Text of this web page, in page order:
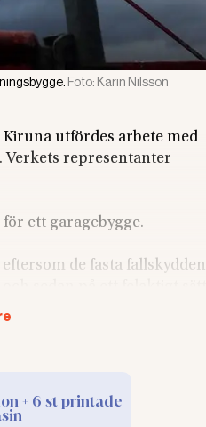
Foto: Karin Nilsson
utfördes arbete med
Verkets representanter
ett garagebygge.
de fasta fallskydden
en sanktionsavgift på 97
inte heller av sig till
+ 6 st printade